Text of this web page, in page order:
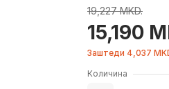
19,227 MKD.
15,190
Заштеди 4,037
Количина